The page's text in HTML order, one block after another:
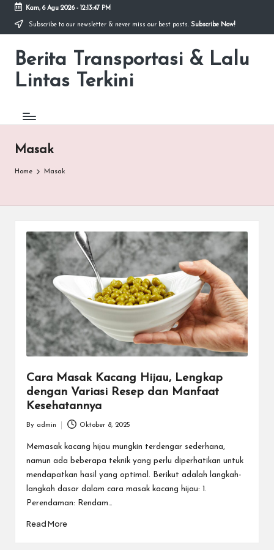
Skip
content
Kam, 6 Agu 2026- 12:13:47 PM
Subscribe to our newsletter & never miss our best posts. Subscribe Now!
Berita Transportasi & Lalu
Lintas Terkini
premancity.biz.id
Masak
Home Masak
Cara Masak Kacang Hijau, Lengkap
dengan Variasi Resep dan Manfaat
Kesehatannya
by
By admin Oktober 8, 2025
Memasak kacang hijau mungkin terdengar sederhana,
namun ada beberapa teknik yang perlu diperhatikan untuk
mendapatkan hasil yang optimal. Berikut adalah langkah-
langkah dasar dalam cara masak kacang hijau: 1.
Perendaman: Rendam…
Read More